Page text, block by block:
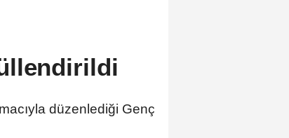
düzenlediği Genç